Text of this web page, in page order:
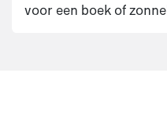
voor een boek of